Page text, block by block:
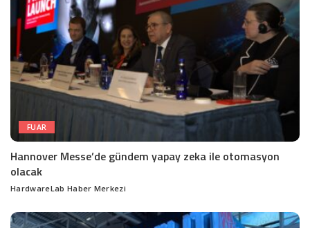
FUAR
Hannover Messe’de gündem yapay zeka ile otomasyon
olacak
Posted
HardwareLab Haber Merkezi